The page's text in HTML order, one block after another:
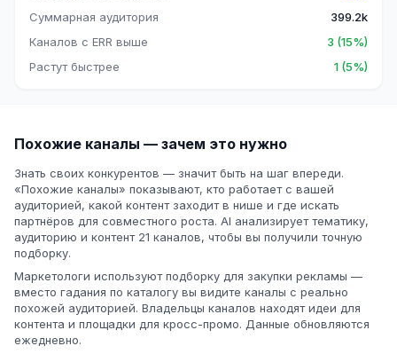
Суммарная аудитория
399.2k
Каналов с ERR выше
3 (15%)
Растут быстрее
1 (5%)
Похожие каналы — зачем это нужно
Знать своих конкурентов — значит быть на шаг впереди.
«Похожие каналы» показывают, кто работает с вашей
аудиторией, какой контент заходит в нише и где искать
партнёров для совместного роста. AI анализирует тематику,
аудиторию и контент 21 каналов, чтобы вы получили точную
подборку.
Маркетологи используют подборку для закупки рекламы —
вместо гадания по каталогу вы видите каналы с реально
похожей аудиторией. Владельцы каналов находят идеи для
контента и площадки для кросс-промо. Данные обновляются
ежедневно.